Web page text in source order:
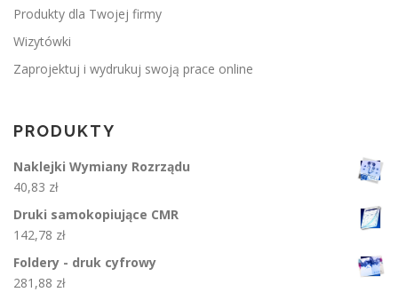
Produkty dla Twojej firmy
Wizytówki
Zaprojektuj i wydrukuj swoją prace online
PRODUKTY
Naklejki Wymiany Rozrządu
40,83 zł
Druki samokopiujące CMR
142,78 zł
Foldery - druk cyfrowy
281,88 zł